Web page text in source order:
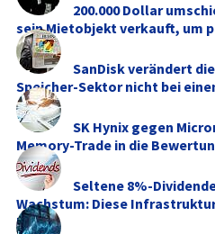
200.000 Dollar
sein Mietobjekt verkauft, um
SanDisk verändert
Speicher-Sektor nicht bei
SK Hynix gegen
Memory‑Trade in die
Seltene 8%-
Wachstum: Diese
Fokus